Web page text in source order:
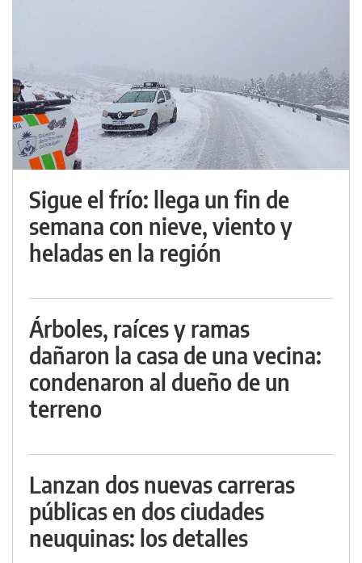
Sigue el frío: llega un fin de
semana con nieve, viento y
heladas en la región
Árboles, raíces y ramas
dañaron la casa de una vecina:
condenaron al dueño de un
terreno
Lanzan dos nuevas carreras
públicas en dos ciudades
neuquinas: los detalles